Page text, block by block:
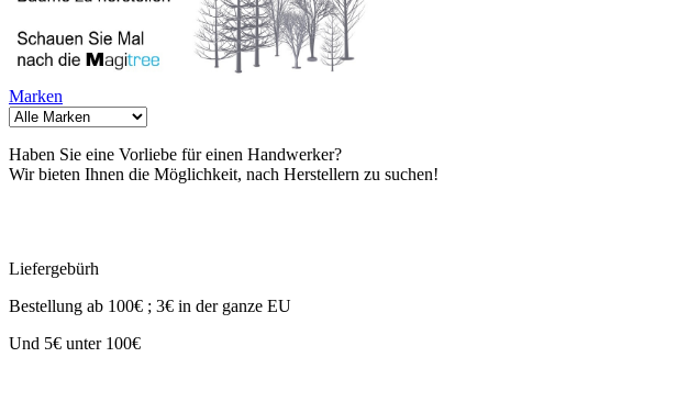
Marken
Haben Sie eine Vorliebe für einen Handwerker?
Wir bieten Ihnen die Möglichkeit, nach Herstellern zu suchen!
Liefergebürh
Bestellung ab 100€ ; 3€ in der ganze EU
Und 5€ unter 100€